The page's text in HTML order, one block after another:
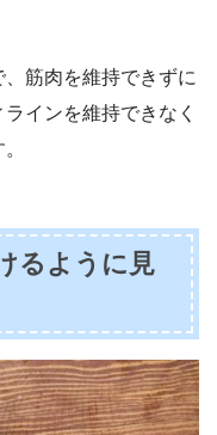
筋肉を維持できずに
インを維持できなく
るように見